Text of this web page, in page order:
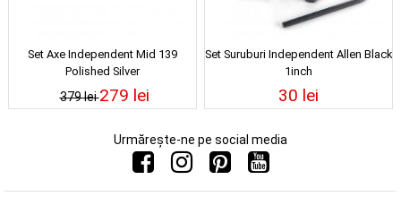
Set Axe Independent Mid 139
Polished Silver
379 lei279 lei
Set Suruburi Independent Allen Black
1inch
30 lei
Urmărește-ne pe social media